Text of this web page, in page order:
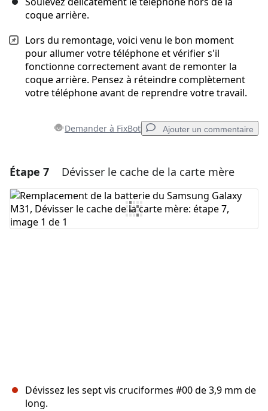
coque arrière.
Lors du remontage, voici venu le bon moment
pour allumer votre téléphone et vérifier s'il
fonctionne correctement avant de remonter la
coque arrière. Pensez à réteindre complètement
votre téléphone avant de reprendre votre travail.
Demander à FixBot Ajouter un commentaire
Ajouter un commentaire
Ajouter un commentaire
Étape 7 Dévisser le cache de la carte mère
Dévissez les sept vis cruciformes #00 de 3,9 mm de
long.